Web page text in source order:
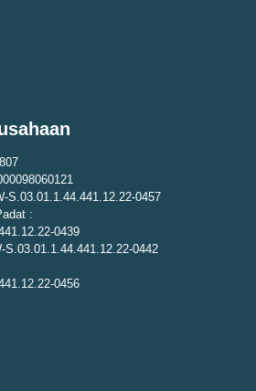
S.03.01.1.44.441.12.22-0457
:
0439
0442
0456